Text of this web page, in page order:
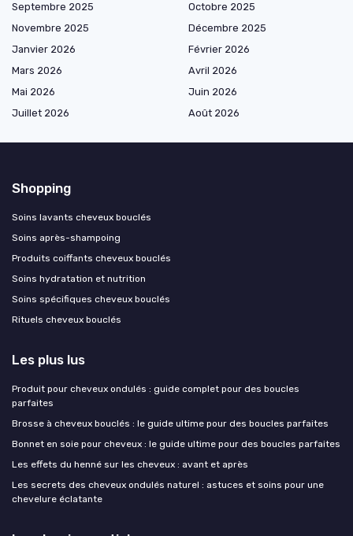
Septembre 2025
Octobre 2025
Novembre 2025
Décembre 2025
Janvier 2026
Février 2026
Mars 2026
Avril 2026
Mai 2026
Juin 2026
Juillet 2026
Août 2026
Shopping
Soins lavants cheveux bouclés
Soins après-shampoing
Produits coiffants cheveux bouclés
Soins hydratation et nutrition
Soins spécifiques cheveux bouclés
Rituels cheveux bouclés
Les plus lus
Produit pour cheveux ondulés : guide complet pour des boucles
parfaites
Brosse à cheveux bouclés : le guide ultime pour des boucles parfaites
Bonnet en soie pour cheveux : le guide ultime pour des boucles parfaites
Les effets du henné sur les cheveux : avant et après
Les secrets des cheveux ondulés naturel : astuces et soins pour une
chevelure éclatante